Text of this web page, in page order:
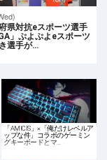
県対抗eスポーツ選手
」ぷよぷよeスポーツ
選手が…
「AMICIS」×「俺だけレベルア
ップな件」コラボのゲーミン
グキーボードとマ…